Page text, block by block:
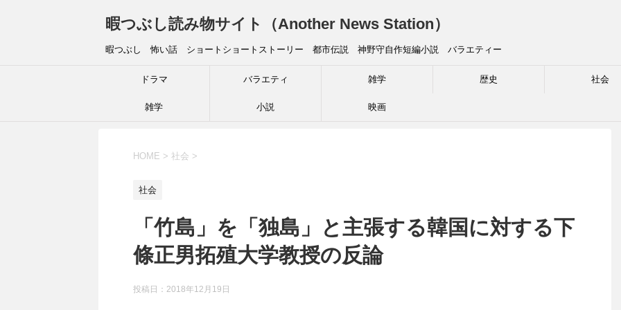
暇つぶし読み物サイト（Another News Station）
暇つぶし 怖い話 ショートショートストーリー 都市伝説 神野守自作短編小説 バラエティー
ドラマ バラエティ 雑学 歴史 社会
雑学 小説 映画
HOME > 社会 >
社会
「竹島」を「独島」と主張する韓国に対する下
條正男拓殖大学教授の反論
投稿日： 2018年12月19日